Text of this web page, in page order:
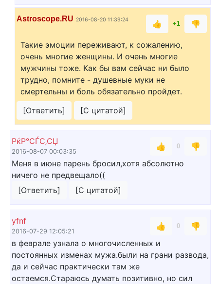
Astroscope.RU 2016-08-20 11:39:24 👍 +1 👎
Такие эмоции переживают, к сожалению,
очень многие женщины. И очень многие
мужчины тоже. Как бы вам сейчас ни было
трудно, помните - душевные муки не
смертельны и боль обязательно пройдет.
[Ответить]
[С цитатой]
РќР°СЃС‚СЏ
2016-08-07 00:03:35
👍 0
👎
Меня в июне парень бросил,хотя абсолютно
ничего не предвещало((
[Ответить]
[С цитатой]
yfnf
2016-07-29 12:05:21
👍 0
👎
в феврале узнала о многочисленных и
постоянных изменах мужа.были на грани развода,
да и сейчас практически там же
остаемся.Стараюсь думать позитивно, но сил